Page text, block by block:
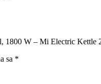
1800 W – Mi Electric Kettle
sa *